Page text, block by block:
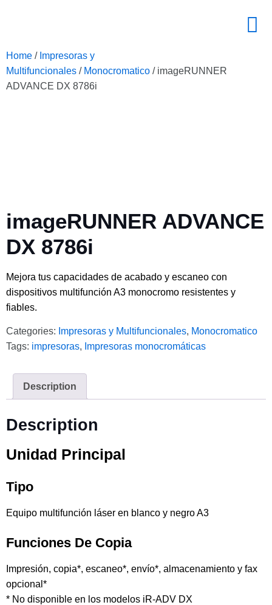
Home / Impresoras y
Multifuncionales / Monocromatico / imageRUNNER
ADVANCE DX 8786i
imageRUNNER ADVANCE
DX 8786i
Mejora tus capacidades de acabado y escaneo con
dispositivos multifunción A3 monocromo resistentes y
fiables.
Categories: Impresoras y Multifuncionales, Monocromatico
Tags: impresoras, Impresoras monocromáticas
Description
Description
Unidad Principal
Tipo
Equipo multifunción láser en blanco y negro A3
Funciones De Copia
Impresión, copia*, escaneo*, envío*, almacenamiento y fax
opcional*
* No disponible en los modelos iR-ADV DX